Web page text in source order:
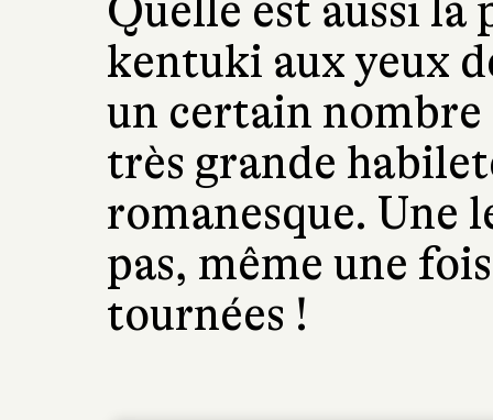
Quelle est aussi la
kentuki aux yeux
un certain nombre
très grande
romanesque. Une
pas, même une
tournées !